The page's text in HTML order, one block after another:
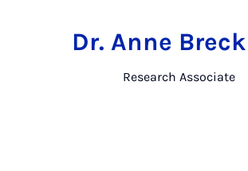
Dr. Anne
Research Associate